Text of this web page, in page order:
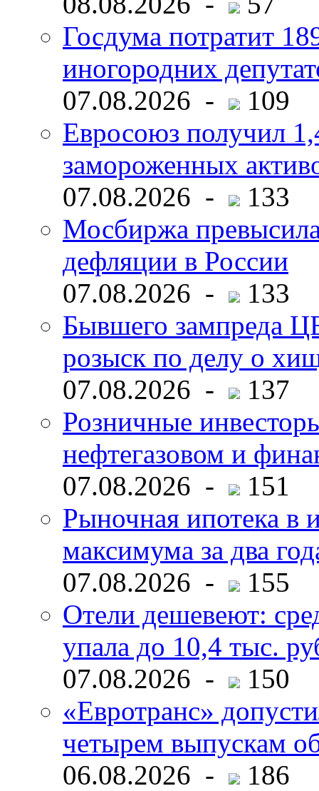
Госдума потратит
иногородних
07.08.2026 -
109
Евросоюз получил
замороженных
07.08.2026 -
133
Мосбиржа
дефляции в России
07.08.2026 -
133
Бывшего зампреда
розыск по делу о
07.08.2026 -
137
Розничные
нефтегазовом и
07.08.2026 -
151
Рыночная ипотека в
максимума за два
07.08.2026 -
155
Отели дешевеют:
упала до 10,4 тыс.
07.08.2026 -
150
«Евротранс»
четырем выпускам
06.08.2026 -
186